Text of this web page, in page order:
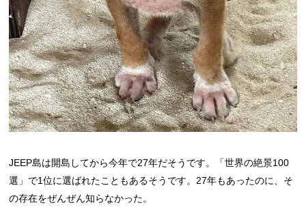
JEEP島は開島してから今年で27年だそうです。「世界の絶景100
選」で1位に選ばれたこともあるそうです。27年もあったのに、そ
の存在をぜんぜん知らなかった。